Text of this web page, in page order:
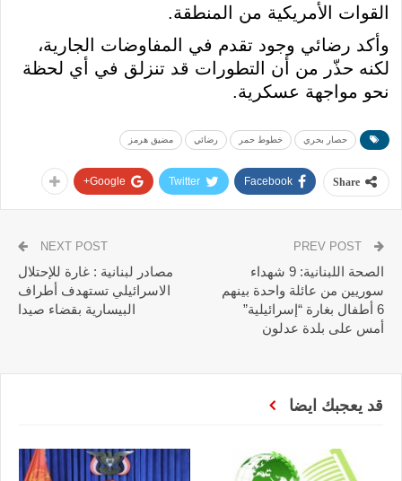
القوات الأمريكية من المنطقة.
وأكد رضائي وجود تقدم في المفاوضات الجارية،
لكنه حذّر من أن التطورات قد تنزلق في أي لحظة
نحو مواجهة عسكرية.
حصار بحري خطوط حمر رضائي مضيق هرمز
Share
Facebook
Twitter
Google+
الصحة اللبنانية: 9 شهداء
سوريين من عائلة واحدة بينهم
6 أطفال بغارة “إسرائيلية”
أمس على بلدة عدلون
NEXT POST
مصادر لبنانية : غارة للإحتلال
الاسرائيلي تستهدف أطراف
البيسارية بقضاء صيدا
قد يعجبك ايضا